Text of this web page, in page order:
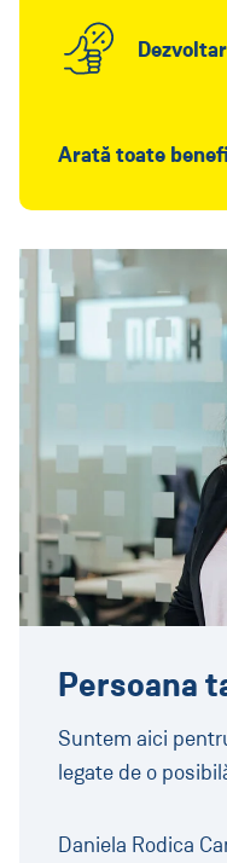
Arată toate
Persoana
Suntem aici
legate de o
Daniela Rodica